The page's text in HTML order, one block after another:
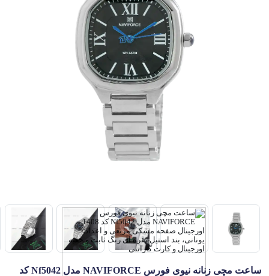
ساعت مچی زنانه نیوی فورس NAVIFORCE مدل Nf5042 کد